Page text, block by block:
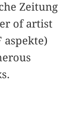
Zeitung
of artist
aspekte)